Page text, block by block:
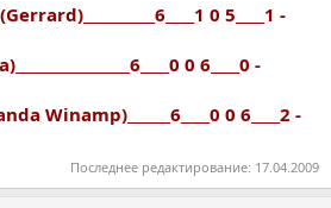
0 5____1 -
0 6____0 -
Winamp)______6____0 0 6____2 -
Последнее редактирование: 17.04.2009